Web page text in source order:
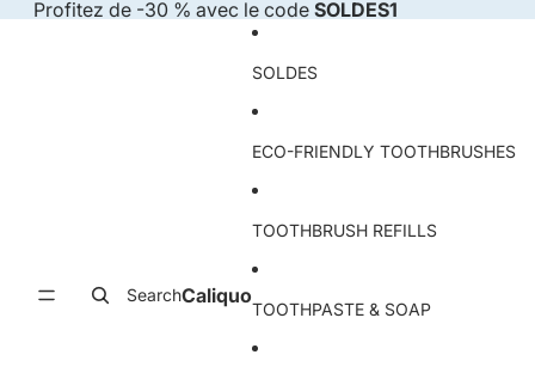
Profitez de -30 % avec le code SOLDES1
SearchCaliquo
SOLDES
ECO-FRIENDLY TOOTHBRUSHES
TOOTHBRUSH REFILLS
TOOTHPASTE & SOAP